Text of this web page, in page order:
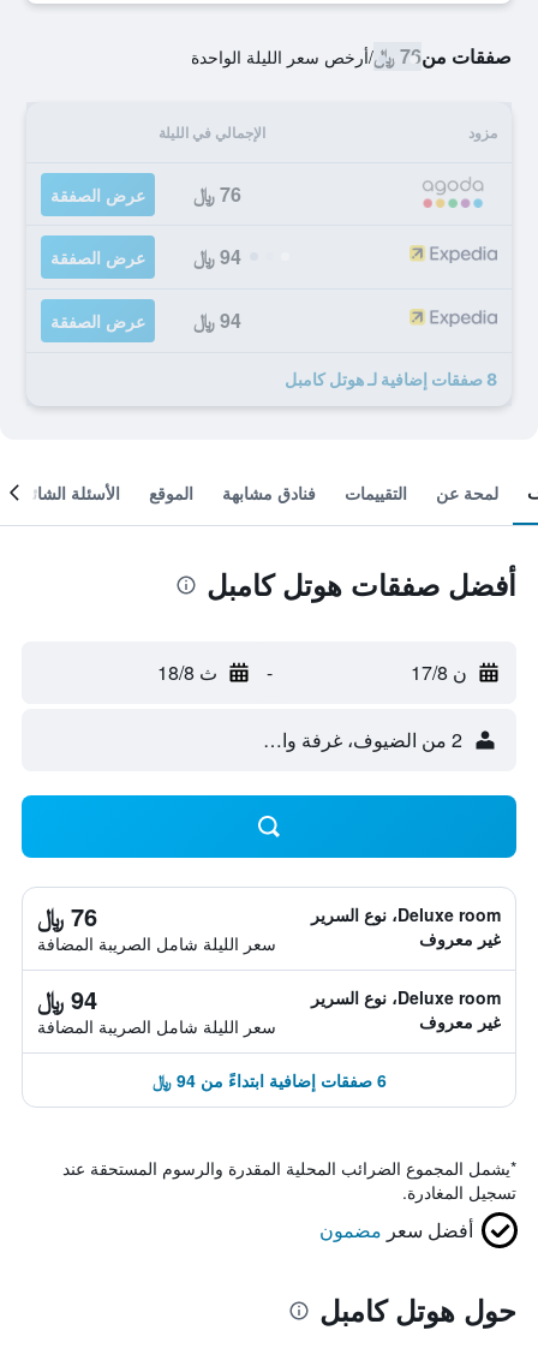
صفقات من76 ﷼ /أرخص سعر الليلة الواحدة
مزود الإجمالي في الليلة
76 ﷼ عرض الصفقة
94 ﷼ عرض الصفقة
94 ﷼ عرض الصفقة
8 صفقات إضافية لـ هوتل كامبل
لمحة عن التقييمات فنادق مشابهة الموقع الأسئلة الشائعة
أفضل صفقات هوتل كامبل
ن 17/8 - ث 18/8
2 من الضيوف، غرفة واحدة
Deluxe room، نوع السرير
غير معروف
76 ﷼
سعر الليلة شامل الصريبة المضافة
Deluxe room، نوع السرير
غير معروف
94 ﷼
سعر الليلة شامل الصريبة المضافة
6 صفقات إضافية ابتداءً من 94 ﷼
*يشمل المجموع الضرائب المحلية المقدرة والرسوم المستحقة عند
تسجيل المغادرة.
أفضل سعر مضمون
حول هوتل كامبل